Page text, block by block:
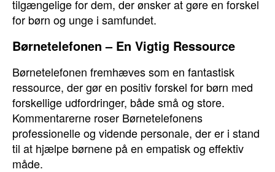
tilgængelige for dem, der ønsker at gøre en forskel
for børn og unge i samfundet.
Børnetelefonen – En Vigtig Ressource
Børnetelefonen fremhæves som en fantastisk
ressource, der gør en positiv forskel for børn med
forskellige udfordringer, både små og store.
Kommentarerne roser Børnetelefonens
professionelle og vidende personale, der er i stand
til at hjælpe børnene på en empatisk og effektiv
måde.